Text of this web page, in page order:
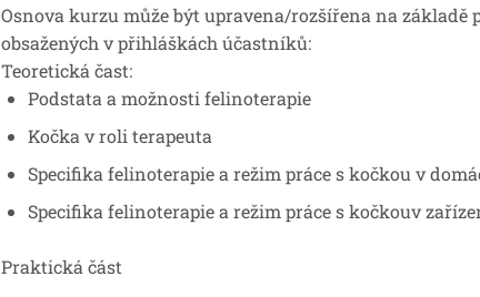
Osnova kurzu může být upravena/rozšířena na základě
obsažených v přihláškách účastníků:
Teoretická čast:
Podstata a možnosti felinoterapie
Kočka v roli terapeuta
Specifika felinoterapie a režim práce s kočkou v
Specifika felinoterapie a režim práce s kočkouv
Praktická část